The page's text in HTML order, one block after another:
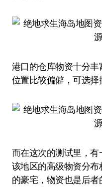
港口的仓库物资十分
位置比较偏僻，可选择
而在这次的测试里，有
该地区的高级物资分
的豪宅，物资也是后者